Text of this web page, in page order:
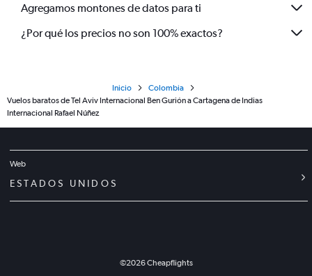
Agregamos montones de datos para ti
¿Por qué los precios no son 100% exactos?
Inicio
Colombia
Vuelos baratos de Tel Aviv Internacional Ben Gurión a Cartagena de Indias
Internacional Rafael Núñez
Web
ESTADOS UNIDOS
©2026Cheapflights